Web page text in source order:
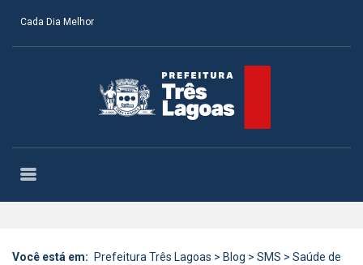
Cada Dia Melhor
Você está em: Prefeitura Três Lagoas > Blog > SMS > Saúde de